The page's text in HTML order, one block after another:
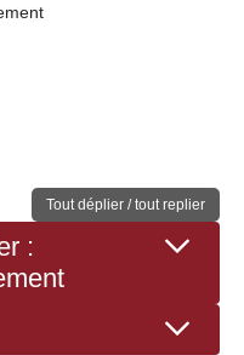
Tout déplier / tout replier
: